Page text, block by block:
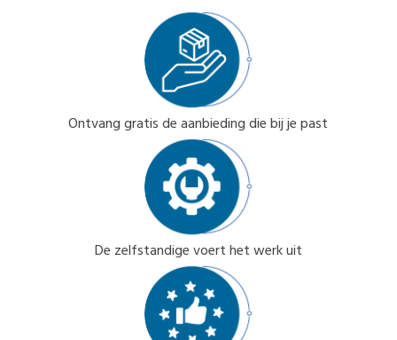
Ontvang gratis de aanbieding die bij je past
De zelfstandige voert het werk uit